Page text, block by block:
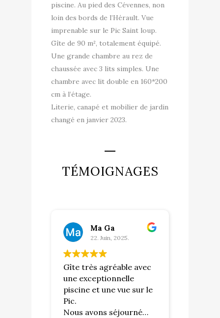
piscine. Au pied des Cévennes, non
loin des bords de l’Hérault. Vue
imprenable sur le Pic Saint loup.
Gîte de 90 m², totalement équipé.
Une grande chambre au rez de
chaussée avec 3 lits simples. Une
chambre avec lit double en 160*200
cm à l’étage.
Literie, canapé et mobilier de jardin
changé en janvier 2023.
TÉMOIGNAGES
Ma Ga
22. Juin, 2025.
Gîte très agréable avec
une exceptionnelle
piscine et une vue sur le
Pic.
Nous avons séjourné